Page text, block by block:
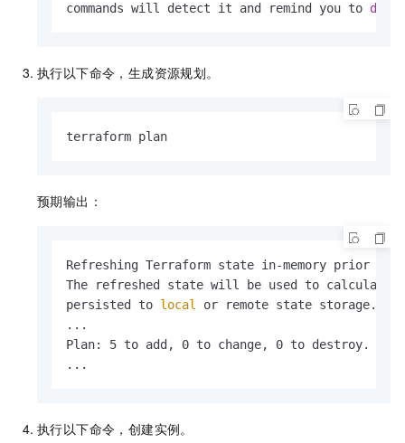
commands will detect it and remind you to do
执行以下命令，生成资源规划。
预期输出：
Refreshing Terraform state in-memory prior to
The refreshed state will be used to
persisted to local or remote state storage.
...
Plan: 5 to add, 0 to change, 0 to destroy.
...
执行以下命令，创建实例。